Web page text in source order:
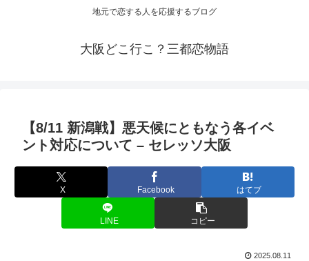
地元で恋する人を応援するブログ
大阪どこ行こ？三都恋物語
【8/11 新潟戦】悪天候にともなう各イベ
ント 対応について – セレッソ大阪
X Facebook はてブ
LINE コピー
2025.08.11